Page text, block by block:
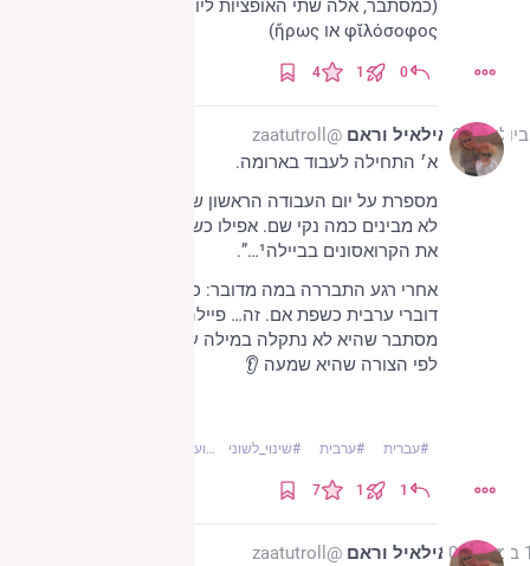
φῐλόσοφος או ἥρως)
0
1
4
אילאיל וראם @zaatutroll
א׳ התחילה לעבוד בארומה.
את הקרואסונים בביילה¹…”.
דוברי ערבית כשפת אם. זה… פיילה! 🙃
לפי הצורה שהיא שמעה 👂
#עברית #ערבית #שינוי_לשוני …ועוד 1
1
1
7
אילאיל וראם @zaatutroll